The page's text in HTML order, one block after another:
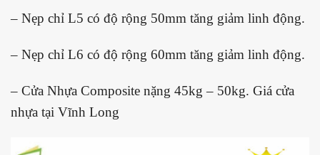
– Nẹp chỉ L5 có độ rộng 50mm tăng giảm linh động.
– Nẹp chỉ L6 có độ rộng 60mm tăng giảm linh động.
– Cửa Nhựa Composite nặng 45kg – 50kg. Giá cửa
nhựa tại Vĩnh Long